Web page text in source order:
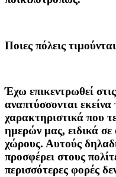
Ποιες πόλεις
Έχω επικεντρωθεί
αναπτύσσονται
χαρακτηριστικά που
ημερών μας, ειδικά
χώρους. Αυτούς
προσφέρει στους
περισσότερες φορές